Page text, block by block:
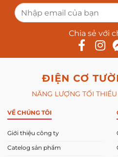
Chia sẻ với
ĐIỆN CƠ
NĂNG LƯỢNG TỐI
VỀ CHÚNG TÔI
Giới thiệu công ty
Catelog sản phẩm